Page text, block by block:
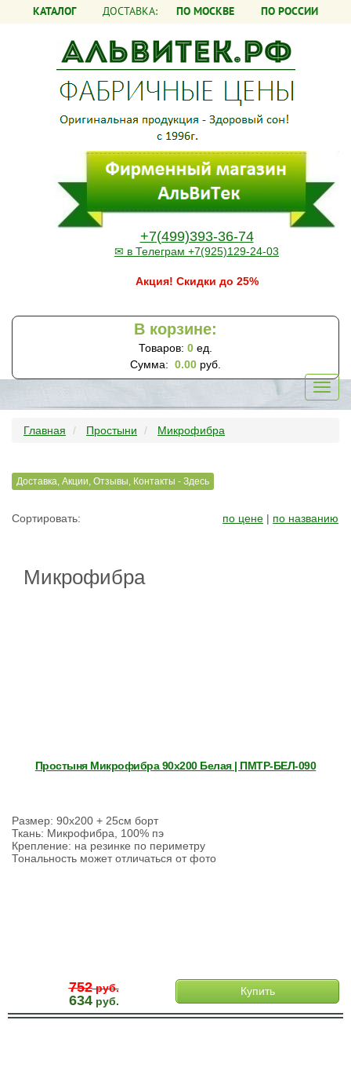
КАТАЛОГ ДОСТАВКА: ПО МОСКВЕ ПО РОССИИ
+7(499)393-36-74
✉ в Телеграм +7(925)129-24-03
Акция! Скидки до 25%
В корзине:
Товаров: 0 ед.
Сумма: 0.00 руб.
Главная Простыни Микрофибра
Доставка, Акции, Отзывы, Контакты - Здесь
по цене | по названию
Сортировать:
Микрофибра
Простыня Микрофибра 90х200 Белая | ПМТР-БЕЛ-090
Размер: 90х200 + 25см борт
Ткань: Микрофибра, 100% пэ
Крепление: на резинке по периметру
Тональность может отличаться от фото
752руб.
634руб.
Купить